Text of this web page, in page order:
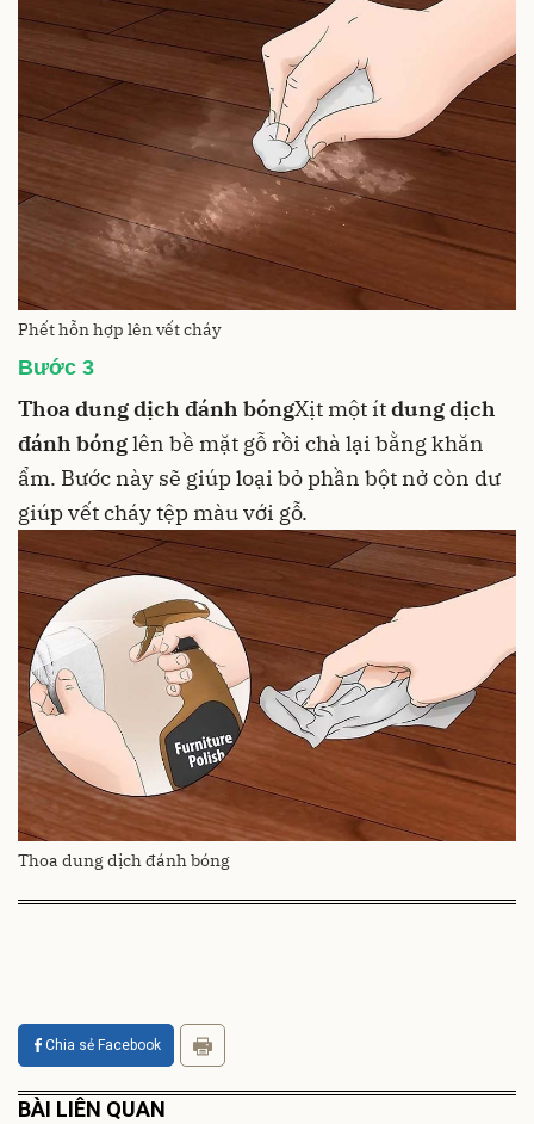
Phết hỗn hợp lên vết cháy
Bước 3
Thoa dung dịch đánh bóngXịt một ítdung dịch
đánh bónglên bề mặt gỗ rồi chà lại bằng khăn
ẩm. Bước này sẽ giúp loại bỏ phần bột nở còn dư
giúp vết cháy tệp màu với gỗ.
Thoa dung dịch đánh bóng
Chia sẻ Facebook
BÀI LIÊN QUAN